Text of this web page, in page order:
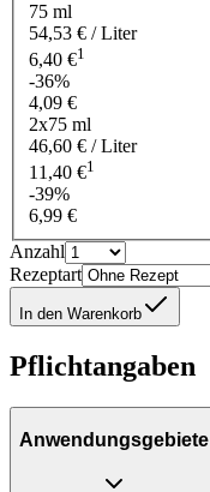
75 ml
54,53 € / Liter
6,40 €1
-36%
4,09 €
2x75 ml
46,60 € / Liter
11,40 €1
-39%
6,99 €
Anzahl
Rezeptart
In den Warenkorb
Pflichtangaben
Anwendungsgebiete